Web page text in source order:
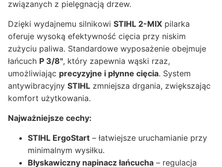
związanych z pielęgnacją drzew.
Dzięki wydajnemu silnikowi STIHL 2-MIX pilarka
oferuje wysoką efektywność cięcia przy niskim
zużyciu paliwa. Standardowe wyposażenie obejmuje
łańcuch P 3/8", który zapewnia wąski rzaz,
umożliwiając precyzyjne i płynne cięcia. System
antywibracyjny STIHL zmniejsza drgania, zwiększając
komfort użytkowania.
Najważniejsze cechy:
STIHL ErgoStart – łatwiejsze uruchamianie przy
minimalnym wysiłku.
Błyskawiczny napinacz łańcucha – regulacja